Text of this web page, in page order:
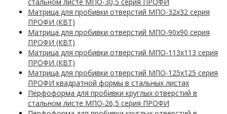
Матрица для пробивки отверстий МПО-32х32 серия
ПРОФИ (КВТ)
Матрица для пробивки отверстий МПО-90х90 серия
ПРОФИ (КВТ)
Матрица для пробивки отверстий МПО-113х113 серия
ПРОФИ (КВТ)
Матрица для пробивки отверстий МПО-125х125 серия
ПРОФИ квадратной формы в стальных листах
Перфоформа для пробивки круглых отверстий в
стальном листе МПО-26,5 серия ПРОФИ